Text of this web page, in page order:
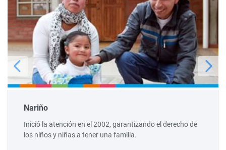
Nariño
Inició la atención en el 2002, garantizando el derecho de
los niños y niñas a tener una familia.